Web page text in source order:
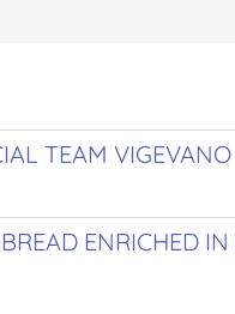
TEAM VIGEVANO
ENRICHED